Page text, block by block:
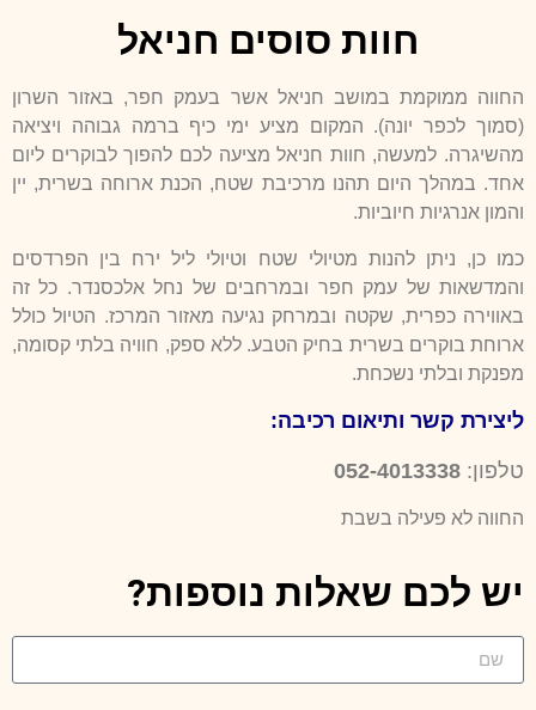
חוות סוסים חניאל
החווה ממוקמת במושב חניאל אשר בעמק חפר, באזור השרון
(סמוך לכפר יונה). המקום מציע ימי כיף ברמה גבוהה ויציאה
מהשיגרה. למעשה, חוות חניאל מציעה לכם להפוך לבוקרים ליום
אחד. במהלך היום תהנו מרכיבת שטח, הכנת ארוחה בשרית, יין
והמון אנרגיות חיוביות.
כמו כן, ניתן להנות מטיולי שטח וטיולי ליל ירח בין הפרדסים
והמדשאות של עמק חפר ובמרחבים של נחל אלכסנדר. כל זה
באווירה כפרית, שקטה ובמרחק נגיעה מאזור המרכז. הטיול כולל
ארוחת בוקרים בשרית בחיק הטבע. ללא ספק, חוויה בלתי קסומה,
מפנקת ובלתי נשכחת.
ליצירת קשר ותיאום רכיבה:
טלפון: 052-4013338
החווה לא פעילה בשבת
יש לכם שאלות נוספות?